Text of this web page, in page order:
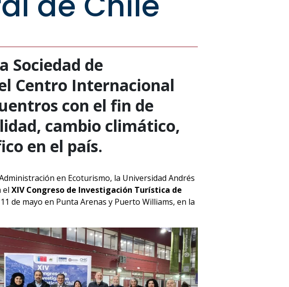
Sociedad de
Centro Internacional
con el fin de
cambio climático,
en el país.
en Ecoturismo, la Universidad Andrés
el XIV Congreso de Investigación Turística de
de mayo en Punta Arenas y Puerto Williams, en la